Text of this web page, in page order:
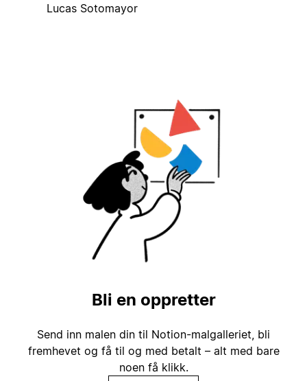
Lucas Sotomayor
Bli en oppretter
Send inn malen din til Notion-malgalleriet, bli
fremhevet og få til og med betalt – alt med bare
noen få klikk.